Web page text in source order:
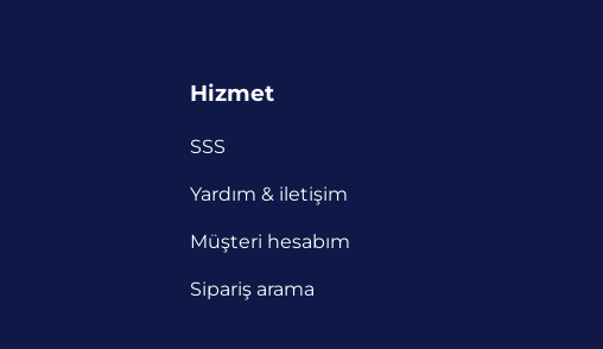
Hizmet
SSS
Yardım & iletişim
Müşteri hesabım
Sipariş arama